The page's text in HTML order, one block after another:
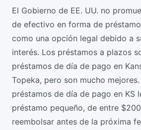
El Gobierno de EE. UU. no
de efectivo en forma de
como una opción legal debido a
interés. Los préstamos a plazos
préstamos de día de pago en
Topeka, pero son mucho
préstamos de día de pago en KS
préstamo pequeño, de entre
reembolsar antes de la próxima